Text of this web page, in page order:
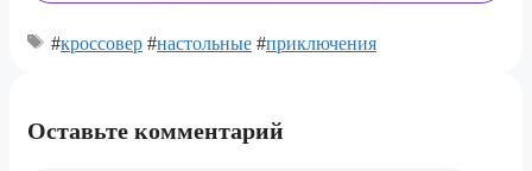
#кроссовер #настольные #приключения
Оставьте комментарий